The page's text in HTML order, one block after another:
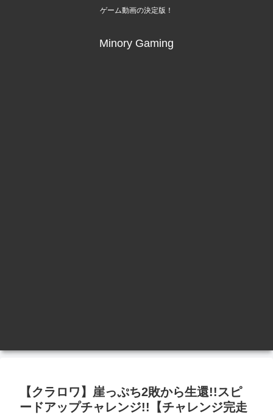
ゲーム動画の決定版！
Minory Gaming
【クラロワ】崖っぷち2敗から生還!!スピ
ードアップチャレンジ!!【チャレンジ完走